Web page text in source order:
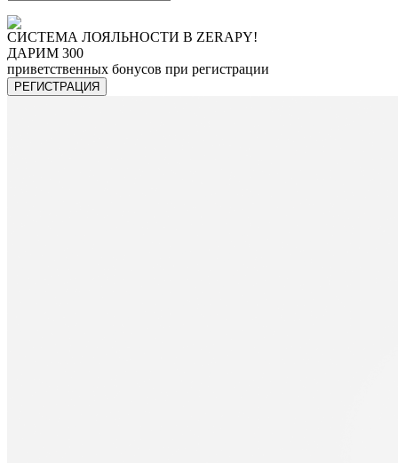
СИСТЕМА ЛОЯЛЬНОСТИ В ZERAPY!
ДАРИМ 300
приветственных бонусов при регистрации
РЕГИСТРАЦИЯ